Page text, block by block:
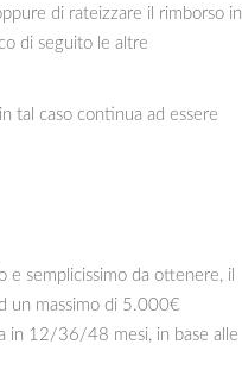
di rateizzare il rimborso in
di seguito le altre
tal caso continua ad essere
e semplicissimo da ottenere, il
un massimo di 5.000€
in 12/36/48 mesi, in base alle